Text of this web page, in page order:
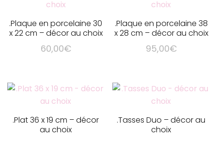
page
du
produit
variations.
options
peuvent
la
page
du
produit
.Plaque en porcelaine 30
x 22 cm – décor au choix
60,00€
.Plaque en porcelaine 38
x 28 cm – décor au choix
95,00€
.Plat 36 x 19 cm – décor
au choix
.Tasses Duo – décor au
choix